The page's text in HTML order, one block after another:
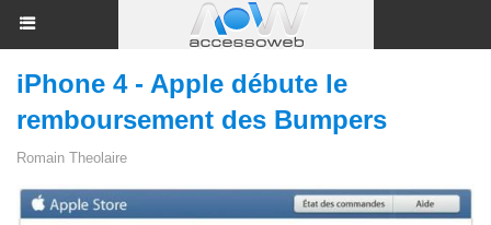
iPhone 4 - Apple débute le
remboursement des Bumpers
Romain Theolaire